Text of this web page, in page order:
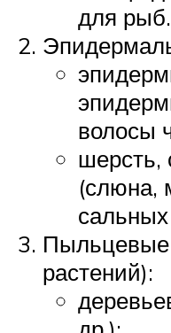
для рыб.
волосы
шерсть,
(слюна,
Пыльцевые
растений):